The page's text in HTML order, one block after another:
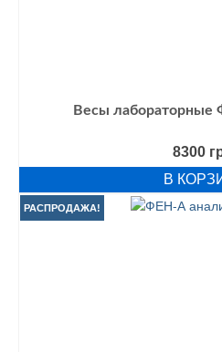
Весы лабораторные
8300
В
РАСПРОДАЖА!